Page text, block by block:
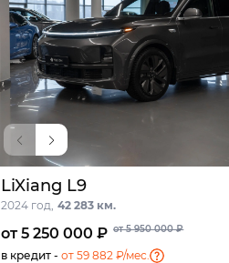
LiXiang L9
2024 год, 42 283 км.
от 5 250 000 ₽ от 5 950 000 ₽
в кредит - от 59 882 ₽/мес.